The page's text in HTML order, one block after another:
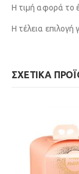
Η τιμή αφορά το
Η τέλεια
ΣΧΕΤΙΚΆ